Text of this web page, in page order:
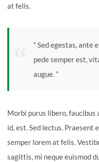
at felis.
“ Sed egestas,
pede semper est,
augue. ”
Morbi purus libero, faucibus
id, est. Sed lectus.
semper lorem at felis.
sagittis, mi neque euismod